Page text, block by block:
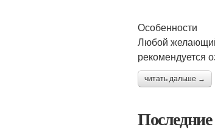
Особенности
Любой
рекомендуется
читать дальше →